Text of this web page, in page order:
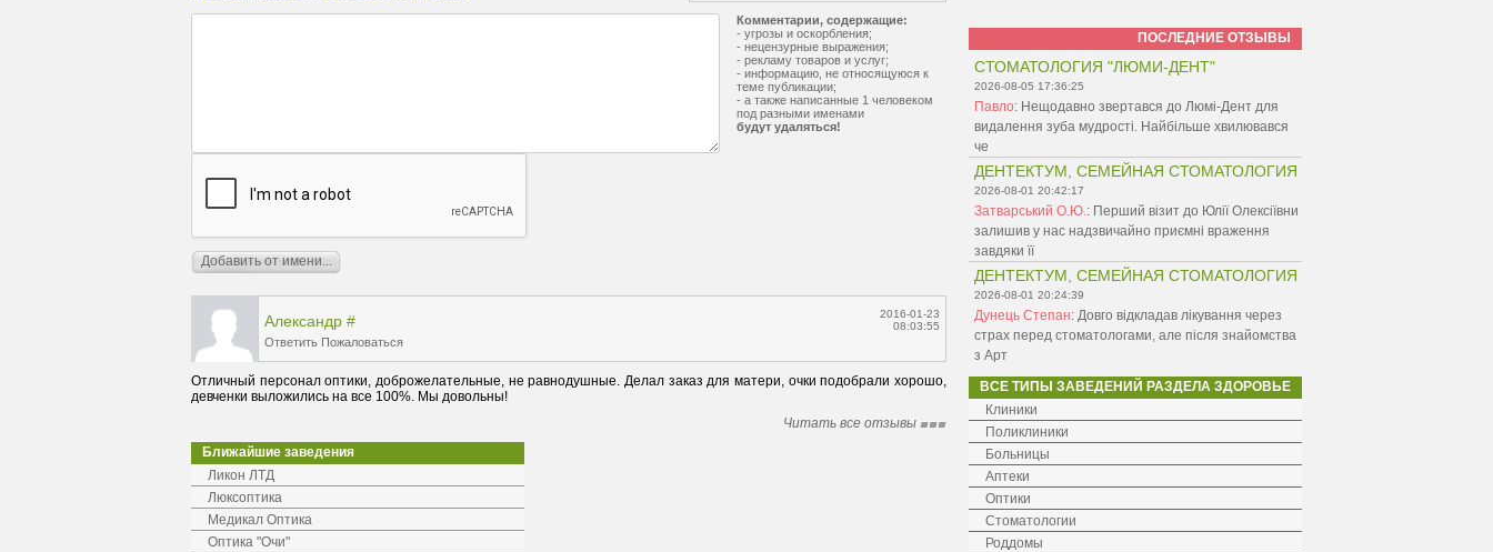
Комментарии, содержащие:
- угрозы и оскорбления;
- нецензурные выражения;
- рекламу товаров и услуг;
- информацию, не относящуюся к
теме публикации;
- а также написанные 1 человеком
под разными именами
будут удаляться!
Александр #
Ответить Пожаловаться
2016-01-23
08:03:55
Отличный персонал оптики, доброжелательные, не равнодушные. Делал заказ для матери, очки подобрали хорошо,
девченки выложились на все 100%. Мы довольны!
Читать все отзывы
Ближайшие заведения
Ликон ЛТД
Люксоптика
Медикал Оптика
Оптика "Очи"
ПОСЛЕДНИЕ ОТЗЫВЫ
СТОМАТОЛОГИЯ "ЛЮМИ-ДЕНТ"
2026-08-05 17:36:25
Павло: Нещодавно звертався до Люмі-Дент для
видалення зуба мудрості. Найбільше хвилювався
че
ДЕНТЕКТУМ, СЕМЕЙНАЯ СТОМАТОЛОГИЯ
2026-08-01 20:42:17
Затварський О.Ю.: Перший візит до Юлії Олексіївни
залишив у нас надзвичайно приємні враження
завдяки її
ДЕНТЕКТУМ, СЕМЕЙНАЯ СТОМАТОЛОГИЯ
2026-08-01 20:24:39
Дунець Степан: Довго відкладав лікування через
страх перед стоматологами, але після знайомства
з Арт
ВСЕ ТИПЫ ЗАВЕДЕНИЙ РАЗДЕЛА ЗДОРОВЬЕ
Клиники
Поликлиники
Больницы
Аптеки
Оптики
Стоматологии
Роддомы